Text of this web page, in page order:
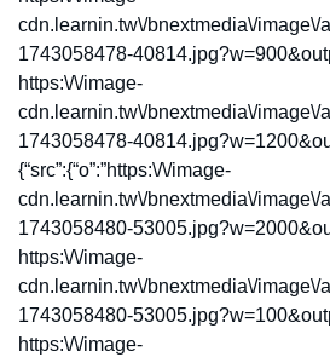
cdn.learnin.tw\/bnextmedia\/image\/
1743058478-
https:\/\/image-
cdn.learnin.tw\/bnextmedia\/image\/
1743058478-
{“src”:{“o”:”https:\/\/image-
cdn.learnin.tw\/bnextmedia\/image\/
1743058480-
https:\/\/image-
cdn.learnin.tw\/bnextmedia\/image\/
1743058480-
https:\/\/image-